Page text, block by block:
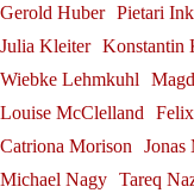
Gerold Huber Pietari
Julia Kleiter Konstantin
Wiebke Lehmkuhl
Louise McClelland
Catriona Morison
Jonas
Michael Nagy Tareq